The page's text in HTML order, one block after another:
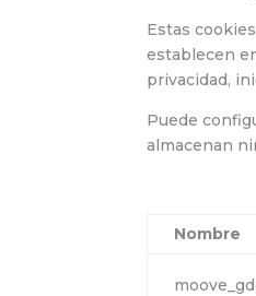
Estas
establecen
privacidad,
Puede
almacenan
Nombre